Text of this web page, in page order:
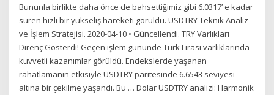
Bununla birlikte daha önce de bahsettiğimiz gibi 6.0317’ e kadar
süren hızlı bir yükseliş hareketi görüldü. USDTRY Teknik Analiz
ve İşlem Stratejisi. 2020-04-10 • Güncellendi. TRY Varlıkları
Direnç Gösterdi! Geçen işlem gününde Türk Lirası varlıklarında
kuvvetli kazanımlar görüldü. Endekslerde yaşanan
rahatlamanın etkisiyle USDTRY paritesinde 6.6543 seviyesi
altına bir çekilme yaşandı. Bu … Dolar USDTRY analizi: Harmonik